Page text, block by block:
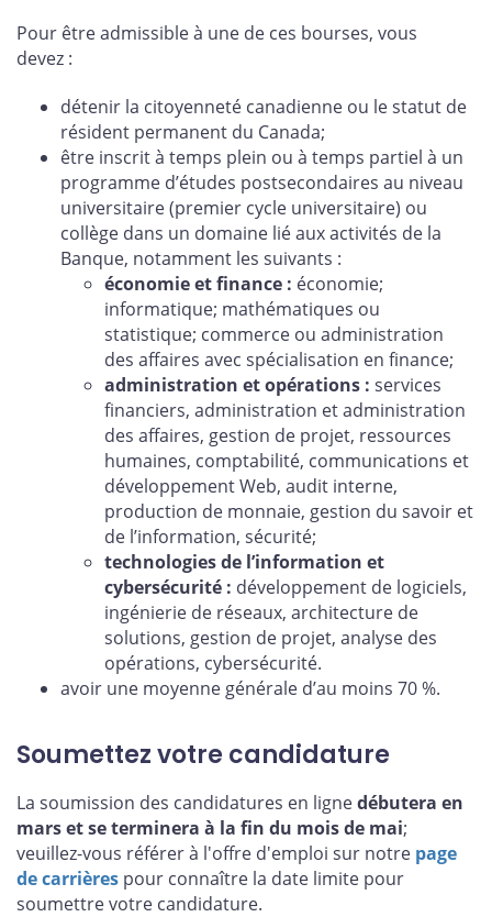
Pour être admissible à une de ces bourses, vous
devez :
détenir la citoyenneté canadienne ou le statut de
résident permanent du Canada;
être inscrit à temps plein ou à temps partiel à un
programme d’études postsecondaires au niveau
universitaire (premier cycle universitaire) ou
collège dans un domaine lié aux activités de la
Banque, notamment les suivants :
économie et finance : économie;
informatique; mathématiques ou
statistique; commerce ou administration
des affaires avec spécialisation en finance;
administration et opérations : services
financiers, administration et administration
des affaires, gestion de projet, ressources
humaines, comptabilité, communications et
développement Web, audit interne,
production de monnaie, gestion du savoir et
de l’information, sécurité;
technologies de l’information et
cybersécurité : développement de logiciels,
ingénierie de réseaux, architecture de
solutions, gestion de projet, analyse des
opérations, cybersécurité.
avoir une moyenne générale d’au moins 70 %.
Soumettez votre candidature
La soumission des candidatures en lignedébutera en
mars et se terminera à la fin du mois de mai;
veuillez-vous référer à l'offre d'emploi sur notre page
de carrières pour connaître la date limite pour
soumettre votre candidature.